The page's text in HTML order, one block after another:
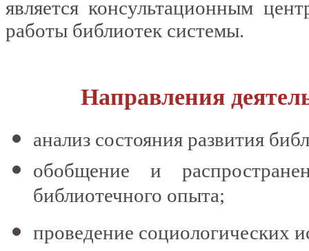
является консультационным
работы библиотек системы.
Направления
анализ состояния развития
обобщение и
библиотечного опыта;
проведение социологических